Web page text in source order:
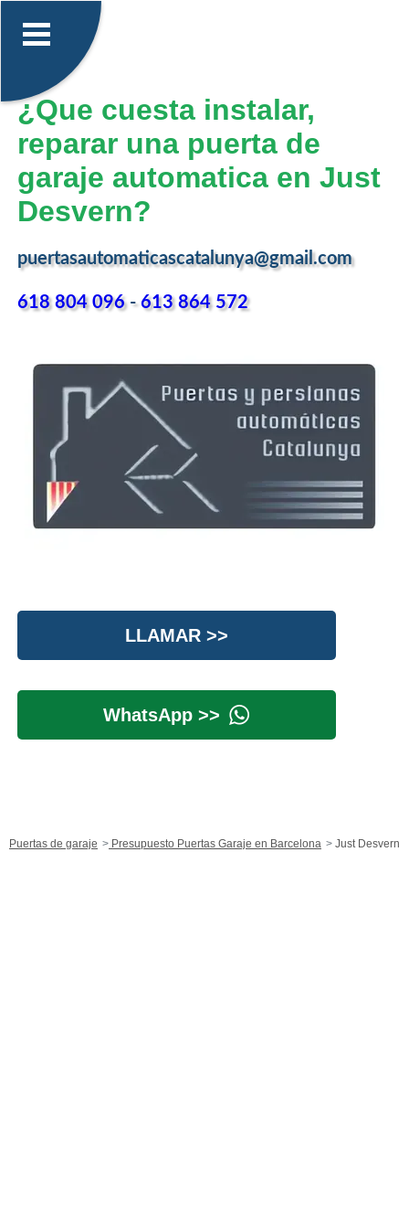
¿Que cuesta instalar,
reparar una puerta de
garaje automatica en Just
Desvern?
puertasautomaticascatalunya@gmail.com
618 804 096-613 864 572
LLAMAR >>
WhatsApp >>
Puertas de garaje Presupuesto Puertas Garaje en Barcelona Just Desvern